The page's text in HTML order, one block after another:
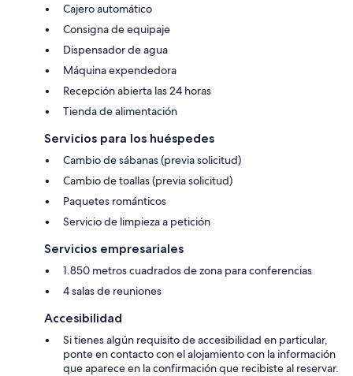
Cajero automático
Consigna de equipaje
Dispensador de agua
Máquina expendedora
Recepción abierta las 24 horas
Tienda de alimentación
Servicios para los huéspedes
Cambio de sábanas (previa solicitud)
Cambio de toallas (previa solicitud)
Paquetes románticos
Servicio de limpieza a petición
Servicios empresariales
1.850 metros cuadrados de zona para conferencias
4 salas de reuniones
Accesibilidad
Si tienes algún requisito de accesibilidad en particular,
ponte en contacto con el alojamiento con la información
que aparece en la confirmación que recibiste al reservar.